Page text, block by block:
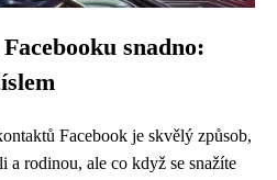
snadno:
Facebook je skvělý způsob,
a rodinou, ale co když se snažíte